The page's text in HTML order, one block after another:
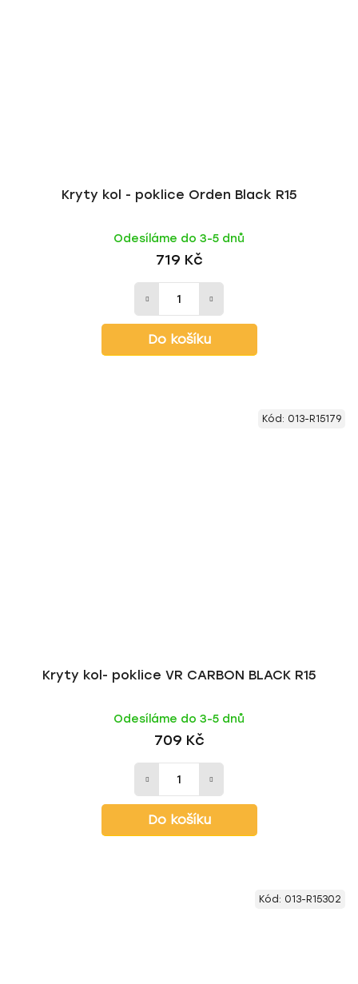
Kryty kol - poklice Orden Black R15
Odesíláme do 3-5 dnů
719 Kč
Do košíku
Kryty kol- poklice VR CARBON BLACK R15
Odesíláme do 3-5 dnů
709 Kč
Do košíku
Kód: 013-R15179
Kód: 013-R15302